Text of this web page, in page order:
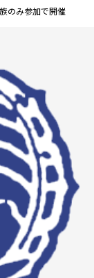
のみ参加で開催